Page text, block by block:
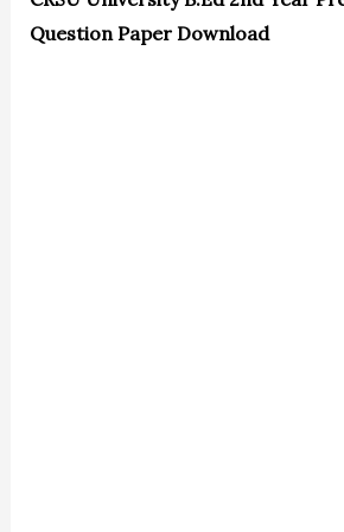
Question Paper Download